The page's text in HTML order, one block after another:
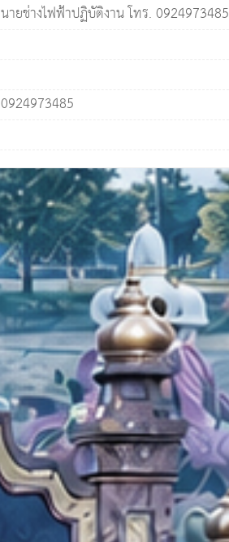
นายช่างไฟฟ้าปฏิบัติงาน โทร. 0924973485
0924973485